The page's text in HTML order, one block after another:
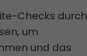
Checks durch
um
und das